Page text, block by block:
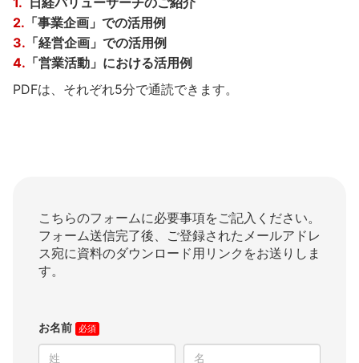
2. 「事業企画」での活用例
3. 「経営企画」での活用例
4. 「営業活動」における活用例
PDFは、それぞれ5分で通読できます。
こちらのフォームに必要事項をご記入ください。
フォーム送信完了後、ご登録されたメールアドレ
ス宛に資料のダウンロード用リンクをお送りしま
す。
お名前